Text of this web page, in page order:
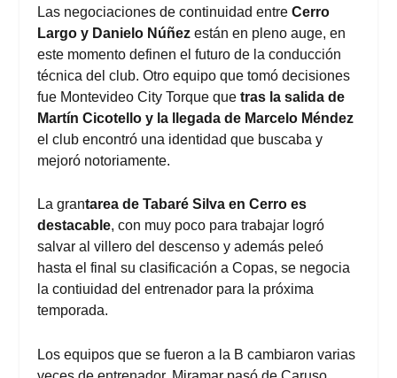
Las negociaciones de continuidad entreCerro
Largo y Danielo Núñez están en pleno auge, en
este momento definen el futuro de la conducción
técnica del club. Otro equipo que tomó decisiones
fue Montevideo City Torque quetras la salida de
Martín Cicotello y la llegada de Marcelo Méndez
el club encontró una identidad que buscaba y
mejoró notoriamente.
La grantarea de Tabaré Silva en Cerro es
destacable, con muy poco para trabajar logró
salvar al villero del descenso y además peleó
hasta el final su clasificación a Copas, se negocia
la contiuidad del entrenador para la próxima
temporada.
Los equipos que se fueron a la B cambiaron varias